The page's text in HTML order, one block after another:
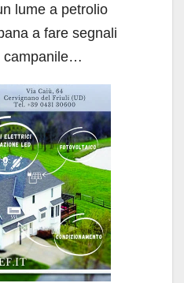
lume a petrolio
a fare segnali
campanile…